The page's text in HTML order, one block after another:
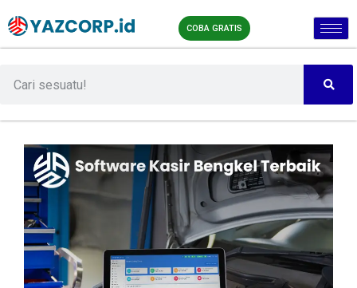
COBA GRATIS